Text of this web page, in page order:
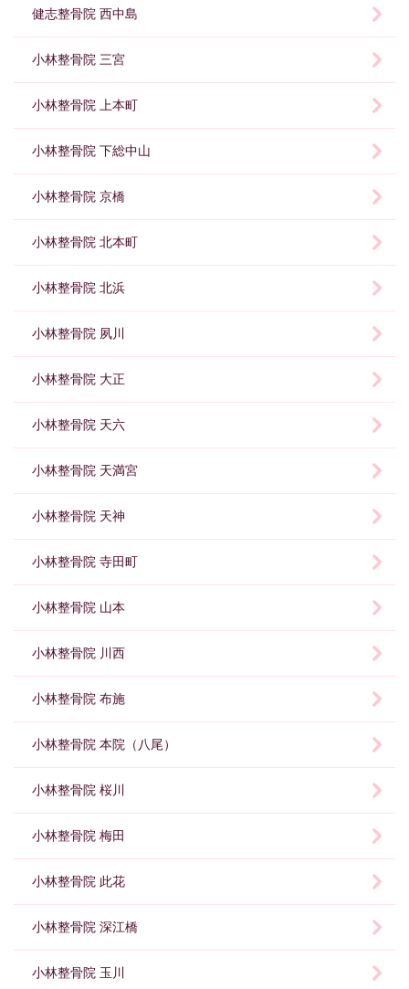
健志整骨院 西中島
小林整骨院 三宮
小林整骨院 上本町
小林整骨院 下総中山
小林整骨院 京橋
小林整骨院 北本町
小林整骨院 北浜
小林整骨院 夙川
小林整骨院 大正
小林整骨院 天六
小林整骨院 天満宮
小林整骨院 天神
小林整骨院 寺田町
小林整骨院 山本
小林整骨院 川西
小林整骨院 布施
小林整骨院 本院（八尾）
小林整骨院 桜川
小林整骨院 梅田
小林整骨院 此花
小林整骨院 深江橋
小林整骨院 玉川